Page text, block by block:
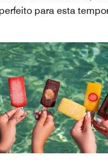
perfeito para esta